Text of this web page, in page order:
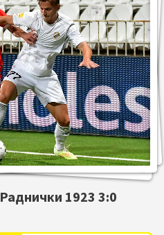
Раднички 1923 3:0